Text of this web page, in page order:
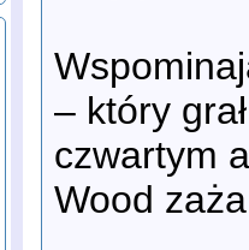
– który
czwartym
Wood